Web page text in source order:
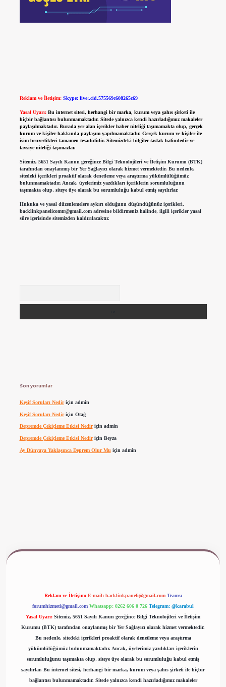
Reklam ve İletişim: Skype: live:.cid.575569c608265c69
Yasal Uyarı: Bu internet sitesi, herhangi bir marka, kurum veya şahıs şirketi ile
hiçbir bağlantısı bulunmamaktadır. Sitede yalnızca kendi hazırladığımız makaleler
paylaşılmaktadır. Burada yer alan içerikler haber niteliği taşımamakta olup, gerçek
kurum ve kişiler hakkında paylaşım yapılmamaktadır. Gerçek kurum ve kişiler ile
isim benzerlikleri tamamen tesadüfidir. Sitemizdeki bilgiler taslak halindedir ve
tavsiye niteliği taşımazlar.
Sitemiz, 5651 Sayılı Kanun gereğince Bilgi Teknolojileri ve İletişim Kurumu (BTK)
tarafından onaylanmış bir Yer Sağlayıcı olarak hizmet vermektedir. Bu nedenle,
sitedeki içerikleri proaktif olarak denetleme veya araştırma yükümlülüğümüz
bulunmamaktadır. Ancak, üyelerimiz yazdıkları içeriklerin sorumluluğunu
taşımakta olup, siteye üye olarak bu sorumluluğu kabul etmiş sayılırlar.
Hukuka ve yasal düzenlemelere aykırı olduğunu düşündüğünüz içerikleri,
backlinkpanelicomtr@gmail.comadresine bildirmeniz halinde, ilgili içerikler yasal
süre içerisinde sitemizden kaldırılacaktır.
Son yorumlar
Keşif Soruları Nediriçin admin
Keşif Soruları Nediriçin Otağ
Depremde Çekiçleme Etkisi Nediriçin admin
Depremde Çekiçleme Etkisi Nediriçin Beyza
Ay Dünyaya Yaklaşınca Deprem Olur Mu için admin
Reklam ve İletişim: E-mail: backlinkpaneli@gmail.com Teams:
forumhizmeti@gmail.com Whatsapp: 0262 606 0 726 Telegram: @karabul
Yasal Uyarı: Sitemiz, 5651 Sayılı Kanun gereğince Bilgi Teknolojileri ve İletişim
Kurumu (BTK) tarafından onaylanmış bir Yer Sağlayıcı olarak hizmet vermektedir.
Bu nedenle, sitedeki içerikleri proaktif olarak denetleme veya araştırma
yükümlülüğümüz bulunmamaktadır. Ancak, üyelerimiz yazdıkları içeriklerin
sorumluluğunu taşımakta olup, siteye üye olarak bu sorumluluğu kabul etmiş
sayılırlar. Bu internet sitesi, herhangi bir marka, kurum veya şahıs şirketi ile hiçbir
bağlantısı bulunmamaktadır. Sitede yalnızca kendi hazırladığımız makaleler